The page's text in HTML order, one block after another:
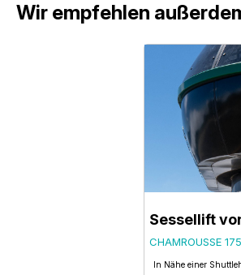
Wir empfehlen
Sessellift
CHAMROUSSE
In Nähe einer